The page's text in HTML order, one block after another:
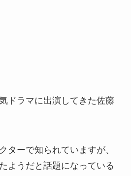
ドラマに出演してきた佐藤
ターで知られていますが、
ようだと話題になっている